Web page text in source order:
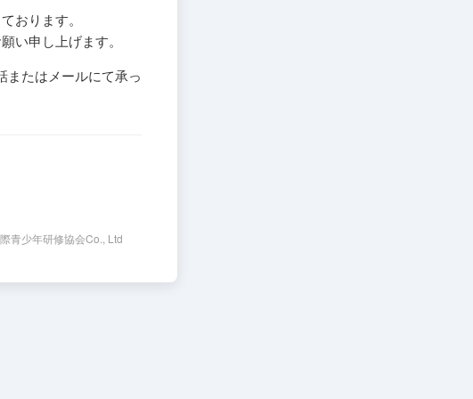
おります。
い申し上げます。
またはメールにて承っ
青少年研修協会Co., Ltd